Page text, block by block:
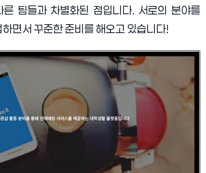
른 팀들과 차별화된 점입니다. 서로의 분야를
면서 꾸준한 준비를 해오고 있습니다!